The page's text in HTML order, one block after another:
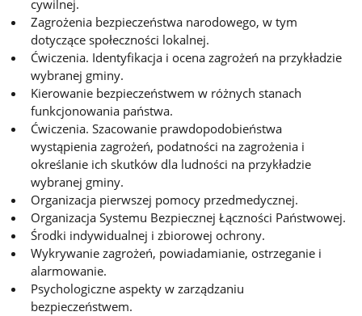
cywilnej.
Zagrożenia bezpieczeństwa narodowego, w tym
dotyczące społeczności lokalnej.
Ćwiczenia. Identyfikacja i ocena zagrożeń na przykładzie
wybranej gminy.
Kierowanie bezpieczeństwem w różnych stanach
funkcjonowania państwa.
Ćwiczenia. Szacowanie prawdopodobieństwa
wystąpienia zagrożeń, podatności na zagrożenia i
określanie ich skutków dla ludności na przykładzie
wybranej gminy.
Organizacja pierwszej pomocy przedmedycznej.
Organizacja Systemu Bezpiecznej Łączności Państwowej.
Środki indywidualnej i zbiorowej ochrony.
Wykrywanie zagrożeń, powiadamianie, ostrzeganie i
alarmowanie.
Psychologiczne aspekty w zarządzaniu
bezpieczeństwem.